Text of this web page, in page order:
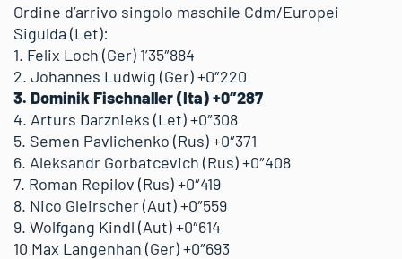
Ordine d’arrivo singolo maschile Cdm/Europei
Sigulda (Let):
1. Felix Loch (Ger) 1’35″884
2. Johannes Ludwig (Ger) +0″220
3. Dominik Fischnaller (Ita) +0″287
4. Arturs Darznieks (Let) +0″308
5. Semen Pavlichenko (Rus) +0″371
6. Aleksandr Gorbatcevich (Rus) +0″408
7. Roman Repilov (Rus) +0″419
8. Nico Gleirscher (Aut) +0″559
9. Wolfgang Kindl (Aut) +0″614
10 Max Langenhan (Ger) +0″693